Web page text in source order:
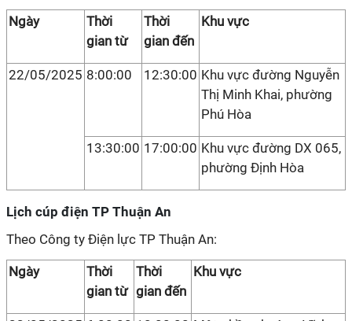
Ngày
Thời
gian từ
Thời
gian đến
Khu vực
22/05/2025 8:00:00 12:30:00 Khu vực đường Nguyễn
Thị Minh Khai, phường
Phú Hòa
13:30:00 17:00:00 Khu vực đường DX 065,
phường Định Hòa
Lịch cúp điện TP Thuận An
Theo Công ty Điện lực TP Thuận An:
Ngày
Thời
gian từ
Thời
gian đến
Khu vực